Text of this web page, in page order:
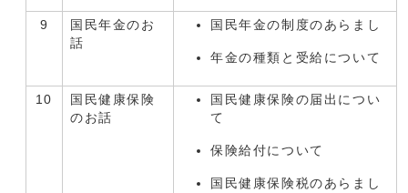
9
国民年金のお
話
国民年金の制度のあらまし
年金の種類と受給について
10
国民健康保険
のお話
国民健康保険の届出につい
て
保険給付について
国民健康保険税のあらまし